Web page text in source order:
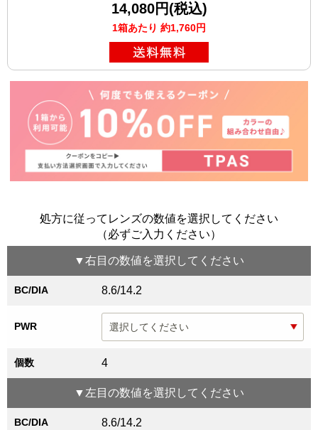
14,080円(税込)
1箱あたり 約1,760円
処方に従ってレンズの数値を選択してください
（必ずご入力ください）
▼右目 の数値を選択してください
BC/DIA 8.6/14.2
PWR
個数 4
▼左目 の数値を選択してください
BC/DIA 8.6/14.2